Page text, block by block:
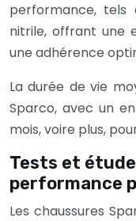
performance, tels
nitrile, offrant une
une adhérence
La durée de vie
Sparco, avec un
mois, voire plus,
Tests et
performance
Les chaussures